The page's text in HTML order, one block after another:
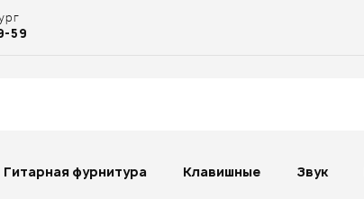
59
Гитарная фурнитура Клавишные Звук